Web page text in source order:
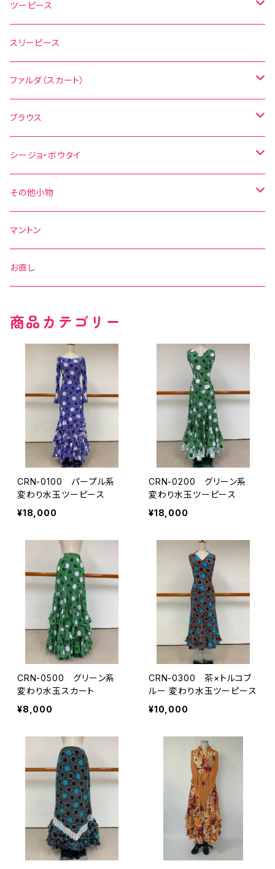
水玉
花柄
無地
その他の柄
ツーピース
水玉
花柄
無地
その他の柄
スリーピース
ファルダ（スカート）
水玉
花柄
無地
その他の柄
ブラウス
水玉
花柄
無地
その他の柄
シージョ・ボウタイ
シージョ
水玉
花柄
その他の柄
ボウタイ
水玉
その他小物
エプロン
ベルト
マントン
お直し
商品カテゴリー
CRN-0100 パープル系
変わり水玉ツーピース
¥18,000
CRN-0200 グリーン系
変わり水玉ツーピース
¥18,000
CRN-0500 グリーン系
変わり水玉スカート
¥8,000
CRN-0300 茶×トルコブ
ルー 変わり水玉ツーピース
¥10,000